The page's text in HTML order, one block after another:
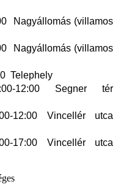
Nagyállomás (villamos
Nagyállomás (villamos
Telephely
12:00 Segner tér
12:00 Vincellér utca
17:00 Vincellér utca